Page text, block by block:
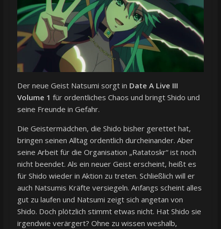
Der neue Geist Natsumi sorgt in Date A Live III
Volume 1 für ordentliches Chaos und bringt Shido und
seine Freunde in Gefahr.
Die Geistermädchen, die Shido bisher gerettet hat,
bringen seinen Alltag ordentlich durcheinander. Aber
seine Arbeit für die Organisation „Ratatoskr“ ist noch
nicht beendet. Als ein neuer Geist erscheint, heißt es
für Shido wieder in Aktion zu treten. Schließlich will er
auch Natsumis Kräfte versiegeln. Anfangs scheint alles
gut zu laufen und Natsumi zeigt sich angetan von
Shido. Doch plötzlich stimmt etwas nicht. Hat Shido sie
irgendwie verärgert? Ohne zu wissen weshalb,